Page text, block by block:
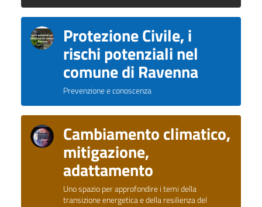
Protezione Civile, i
rischi potenziali nel
comune di Ravenna
Prevenzione e conoscenza
Cambiamento climatico,
mitigazione,
adattamento
Uno spazio per approfondire i temi della
transizione energetica e della resilienza del